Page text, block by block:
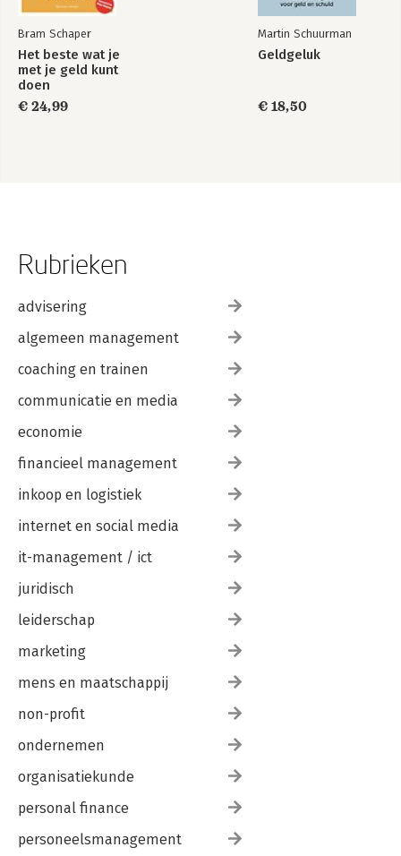
Bram Schaper
Het beste wat je
met je geld kunt
doen
€ 24,99
Martin Schuurman
Geldgeluk
€ 18,50
Rubrieken
advisering
algemeen management
coaching en trainen
communicatie en media
economie
financieel management
inkoop en logistiek
internet en social media
it-management / ict
juridisch
leiderschap
marketing
mens en maatschappij
non-profit
ondernemen
organisatiekunde
personal finance
personeelsmanagement